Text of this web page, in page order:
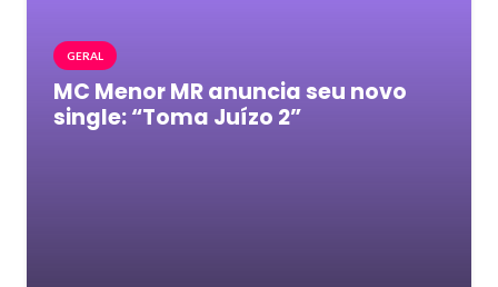
GERAL
MC Menor MR anuncia seu novo
single: “Toma Juízo 2”